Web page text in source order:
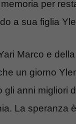
per
a sua figlia
Marco e
un giorno
anni migliori
La speranza